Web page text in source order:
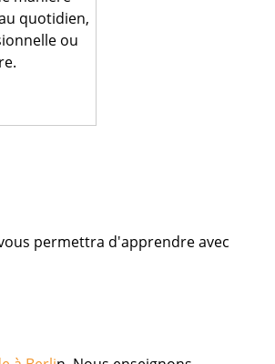
quotidien,
ou
permettra d'apprendre avec